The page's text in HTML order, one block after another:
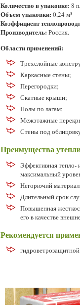
Количество в упаковке: 8
Объем упаковки: 0,24 м³
Коэффициент
Производитель: Россия.
Области применений:
Трехслойные
Каркасные стены;
Перегородки;
Скатные крыши;
Полы по лагам;
Межэтажные
Стены под
Преимущества
Эффективная тепло-
максимальный
Негорючий материал
Длительный срок
Повышенная
его в качестве
Рекомендуется